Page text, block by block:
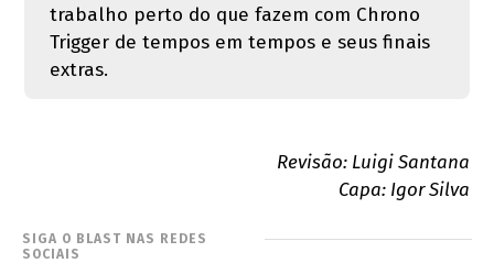
trabalho perto do que fazem com Chrono
Trigger de tempos em tempos e seus finais
extras.
Revisão: Luigi Santana
Capa: Igor Silva
SIGA O BLAST NAS REDES
SOCIAIS